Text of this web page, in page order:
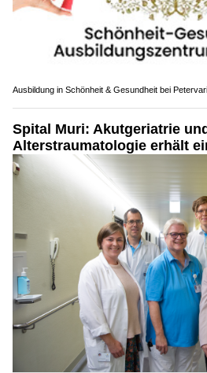
Ausbildung in Schönheit & Gesundheit bei
Spital Muri: Akutgeriatrie
Alterstraumatologie erhält